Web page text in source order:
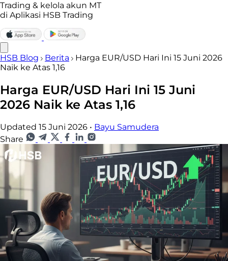
Trading & kelola akun MT
di Aplikasi HSB Trading
HSB Blog Berita
Harga EUR/USD Hari Ini 15 Juni 2026
Naik ke Atas 1,16
Harga EUR/USD Hari Ini 15 Juni
2026 Naik ke Atas 1,16
Updated 15 Juni 2026 • Bayu Samudera
Share